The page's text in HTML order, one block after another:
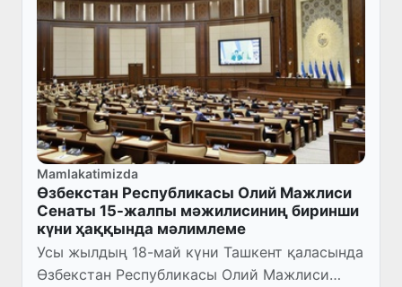
Mamlakatimizda
Өзбекстан Республикасы Олий Мажлиси
Сенаты 15-жалпы мәжилисиниң биринши
күни ҳаққында мәлимлеме
Усы жылдың 18-май күни Ташкент қаласында
Өзбекстан Республикасы Олий Мажлиси